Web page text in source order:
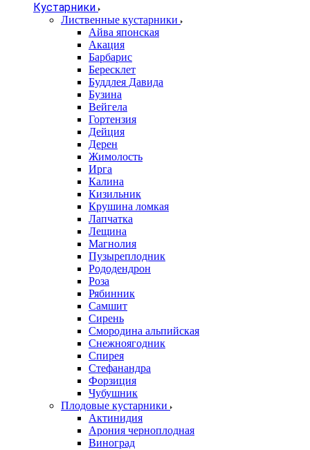
Кустарники
Лиственные кустарники
Айва японская
Акация
Барбарис
Бересклет
Буддлея Давида
Бузина
Вейгела
Гортензия
Дейция
Дерен
Жимолость
Ирга
Калина
Кизильник
Крушина ломкая
Лапчатка
Лещина
Магнолия
Пузыреплодник
Рододендрон
Роза
Рябинник
Самшит
Сирень
Смородина альпийская
Снежноягодник
Спирея
Стефанандра
Форзиция
Чубушник
Плодовые кустарники
Актинидия
Арония черноплодная
Виноград